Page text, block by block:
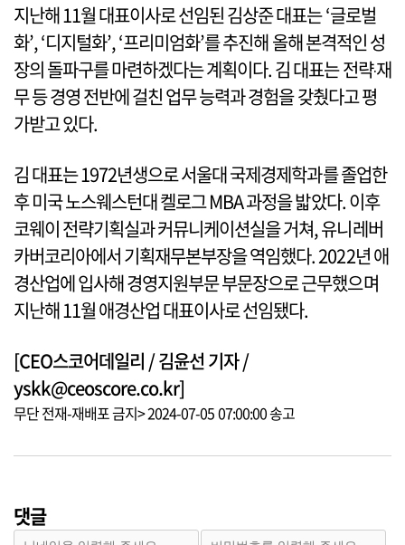
지난해 11월 대표이사로 선임된 김상준 대표는 ‘글로벌
화’, ‘디지털화’, ‘프리미엄화’를 추진해 올해 본격적인 성
장의 돌파구를 마련하겠다는 계획이다. 김 대표는 전략‧재
무 등 경영 전반에 걸친 업무 능력과 경험을 갖췄다고 평
가받고 있다.
김 대표는 1972년생으로 서울대 국제경제학과를 졸업한
후 미국 노스웨스턴대 켈로그 MBA 과정을 밟았다. 이후
코웨이 전략기획실과 커뮤니케이션실을 거쳐, 유니레버
카버코리아에서 기획재무본부장을 역임했다. 2022년 애
경산업에 입사해 경영지원부문 부문장으로 근무했으며
지난해 11월 애경산업 대표이사로 선임됐다.
[CEO스코어데일리 / 김윤선 기자 /
yskk@ceoscore.co.kr]
무단 전재-재배포 금지> 2024-07-05 07:00:00 송고
댓글